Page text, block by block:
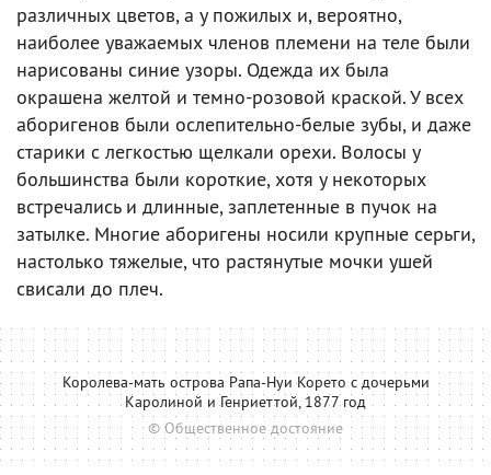
различных цветов, а у пожилых и, вероятно,
наиболее уважаемых членов племени на теле были
нарисованы синие узоры. Одежда их была
окрашена желтой и темно-розовой краской. У всех
аборигенов были ослепительно-белые зубы, и даже
старики с легкостью щелкали орехи. Волосы у
большинства были короткие, хотя у некоторых
встречались и длинные, заплетенные в пучок на
затылке. Многие аборигены носили крупные серьги,
настолько тяжелые, что растянутые мочки ушей
свисали до плеч.
Королева-мать острова Рапа-Нуи Корето с дочерьми
Каролиной и Генриеттой, 1877 год
© Общественное достояние